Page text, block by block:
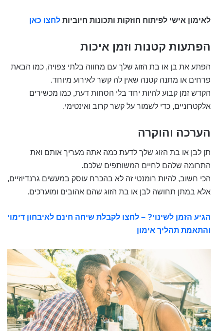
לאימון אישי לפיתוח חוזקות ותכונות חיוביות לחצו כאן
הפתעות קטנות וזמן איכות
הפתע את בן או בת הזוג שלך עם מחווה בלתי צפויה, כמו הבאת
פרחים או מתנה קטנה שאין לה קשר לאירוע מיוחד.
הקדש זמן קבוע להיות יחד בלי הסחות דעת, כמו מכשירים
אלקטרוניים, כדי לשמור על קשר קרוב ואינטימי.
הערכה והוקרה
תן לבן או בת הזוג שלך לדעת כמה אתה מעריך אותם ואת
התרומה שלהם לחיים המשותפים שלכם.
הכי חשוב, להיות רומנטי זה לא בהכרח עוסק במעשים גרנדיוזיים,
אלא במתן תחושה לבן או בת הזוג שהם אהובים ומוערכים.
הגיע הזמן לשינוי? – לחצו לקבלת שיחה חינם לאיבחון דימוי
והתאמת תהליך אימון